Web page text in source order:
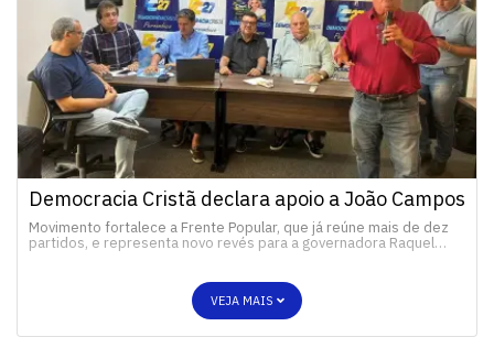
Democracia Cristã declara apoio a João Campos
Movimento fortalece a Frente Popular, que já reúne mais de dez
partidos, e representa novo revés para a governadora Raquel…
VEJA MAIS